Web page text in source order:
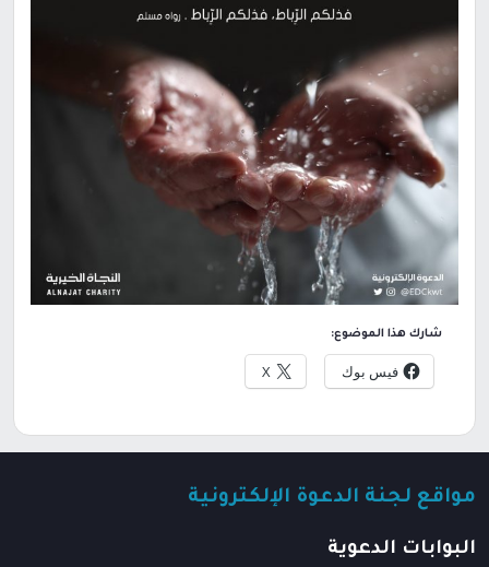
شارك هذا الموضوع:
فيس بوك X
مواقع لجنة الدعوة الإلكترونية
البوابات الدعوية